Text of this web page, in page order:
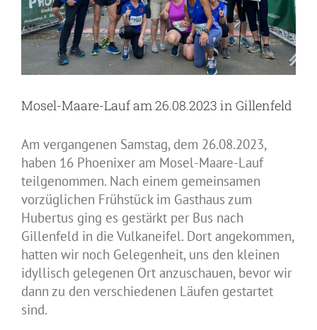
Mosel-Maare-Lauf am 26.08.2023 in Gillenfeld
Am vergangenen Samstag, dem 26.08.2023,
haben 16 Phoenixer am Mosel-Maare-Lauf
teilgenommen. Nach einem gemeinsamen
vorzüglichen Frühstück im Gasthaus zum
Hubertus ging es gestärkt per Bus nach
Gillenfeld in die Vulkaneifel. Dort angekommen,
hatten wir noch Gelegenheit, uns den kleinen
idyllisch gelegenen Ort anzuschauen, bevor wir
dann zu den verschiedenen Läufen gestartet
sind.